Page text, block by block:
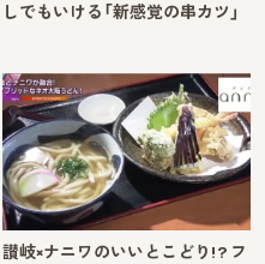
しでもいける「新感覚の串カツ」
讃岐×ナニワのいいとこどり!? フ